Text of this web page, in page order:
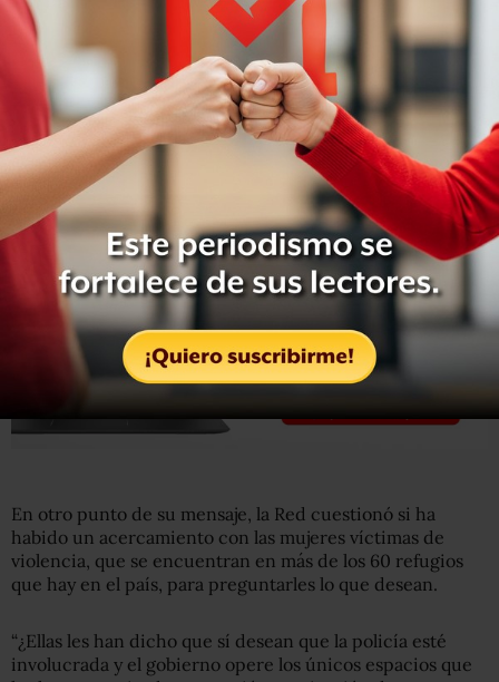
una contradicción por parte de la administración del
Ejecutivo, pues el modelo Puerta Violeta surgió
precisamente de la sociedad civil a la que busca retirarle
el apoyo, al menos que este modelo contemple a las OSC,
aspecto que no queda claro y que no existe hasta ahora
información pública al respecto”.
En otro punto de su mensaje, la Red cuestionó si ha
habido un acercamiento con las mujeres víctimas de
violencia, que se encuentran en más de los 60 refugios
que hay en el país, para preguntarles lo que desean.
“¿Ellas les han dicho que sí desean que la policía esté
involucrada y el gobierno opere los únicos espacios que